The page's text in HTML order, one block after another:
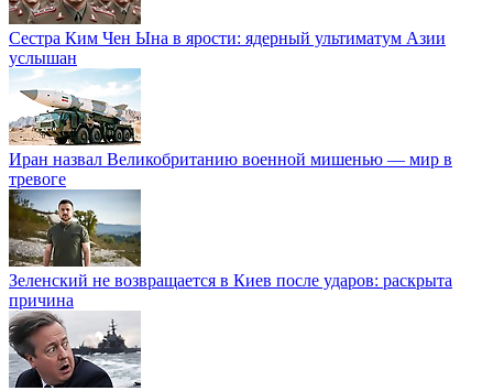
Сестра Ким Чен Ына в ярости: ядерный ультиматум Азии
услышан
Иран назвал Великобританию военной мишенью — мир в
тревоге
Зеленский не возвращается в Киев после ударов: раскрыта
причина